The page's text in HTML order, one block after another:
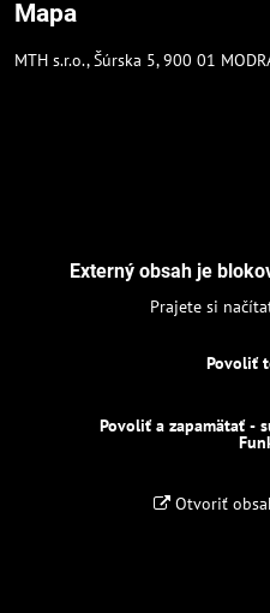
Mapa
MTH s.r.o., Šúrska 5, 900 01
Externý obsah je
Prajete si
Povoliť
Povoliť a zapamätať -
Otvoriť